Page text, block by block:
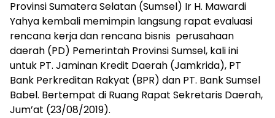
Provinsi Sumatera Selatan (Sumsel) Ir H. Mawardi
Yahya kembali memimpin langsung rapat evaluasi
rencana kerja dan rencana bisnis perusahaan
daerah (PD) Pemerintah Provinsi Sumsel, kali ini
untuk PT. Jaminan Kredit Daerah (Jamkrida), PT
Bank Perkreditan Rakyat (BPR) dan PT. Bank Sumsel
Babel. Bertempat di Ruang Rapat Sekretaris Daerah,
Jum’at (23/08/2019).